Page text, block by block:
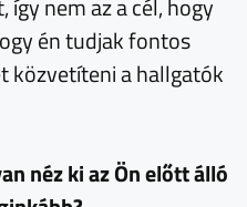
nem az a cél, hogy
én tudjak fontos
közvetíteni a hallgatók
néz ki az Ön előtt álló